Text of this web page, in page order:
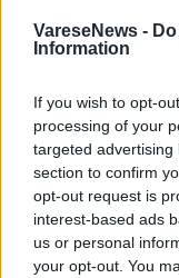
VareseNews -
Information
If you wish to opt-
processing of your
targeted
section to confirm
opt-out request is
interest-based ads
us or personal
your opt-out. You
tante persone
accanto agli
questa catena
sempre più
«Non abbiamo
andiamo in